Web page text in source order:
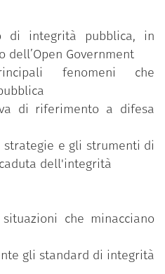
fonda su una profonda
che la minacciano e
e degli strumenti
per contrastarli. La
si fonda, inoltre, su
da trasferire a chi opera
che, a vari livelli, adotta
gestisce informazioni per
Il trasferimento delle
essere accompagnato
organizzative” e da
sia per gli attori
a promuovere e
anticorruzione, sia per i
approccio è
di integrità pubblica, in
Government
fenomeni che
di riferimento a difesa
strategie e gli strumenti di
dell'integrità
che minacciano
gli standard di integrità